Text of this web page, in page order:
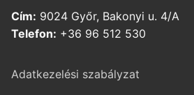
Cím: 9024 Győr, Bakonyi u. 4/A
Telefon: +36 96 512 530
Adatkezelési szabályzat